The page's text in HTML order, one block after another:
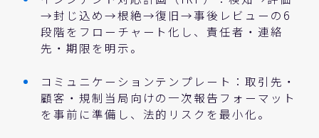
→封じ込め→根絶→復旧→事後レビューの6
段階をフローチャート化し、責任者・連絡
先・期限を明示。
コミュニケーションテンプレート：取引先・
顧客・規制当局向けの一次報告フォーマット
を事前に準備し、法的リスクを最小化。